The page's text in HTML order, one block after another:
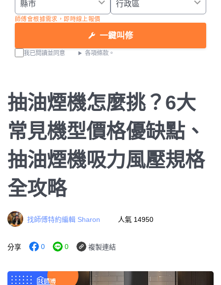
師傅會根據需求，即時線上報價
一鍵叫修
我已閱讀並同意 各項條款。
抽油煙機怎麼挑？6大
常見機型價格優缺點、
抽油煙機吸力風壓規格
全攻略
找師傅特約編輯 Sharon 人氣 14950
分享 0 0 複製連結